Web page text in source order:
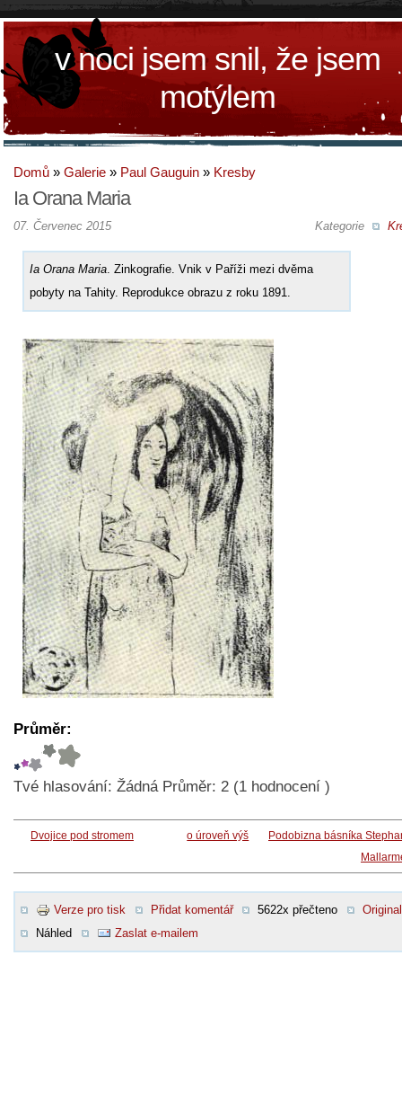
v noci jsem snil, že jsem
motýlem
Domů » Galerie » Paul Gauguin » Kresby
Ia Orana Maria
Kategorie
07. Červenec 2015
Ia Orana Maria . Zinkografie. Vnik v Paříži mezi dvěma
pobyty na Tahity. Reprodukce obrazu z roku 1891.
Průměr:
Tvé hlasování: Žádná Průměr: 2 (1 hodnocení )
Dvojice pod stromem o úroveň výš
Podobizna básníka
Verze pro tisk Přidat komentář 5622x přečteno
Original
Náhled
Zaslat e-mailem